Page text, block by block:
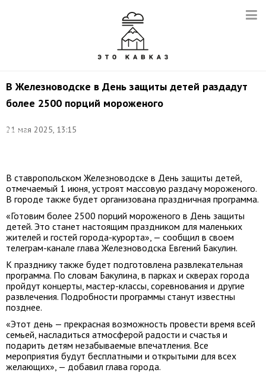
В Железноводске в День защиты детей раздадут
более 2500 порций мороженого
21 мая 2025, 13:15
Артем
В ставропольском Железноводске в День защиты детей,
отмечаемый 1 июня, устроят массовую раздачу мороженого.
В городе также будет организована праздничная программа.
«Готовим более 2500 порций мороженого в День защиты
детей. Это станет настоящим праздником для маленьких
жителей и гостей города-курорта», — сообщил в своем
телеграм-канале глава Железноводска Евгений Бакулин.
К празднику также будет подготовлена развлекательная
программа. По словам Бакулина, в парках и скверах города
пройдут концерты, мастер-классы, соревнования и другие
развлечения. Подробности программы станут известны
позднее.
«Этот день — прекрасная возможность провести время всей
семьей, насладиться атмосферой радости и счастья и
подарить детям незабываемые впечатления. Все
мероприятия будут бесплатными и открытыми для всех
желающих», — добавил глава города.